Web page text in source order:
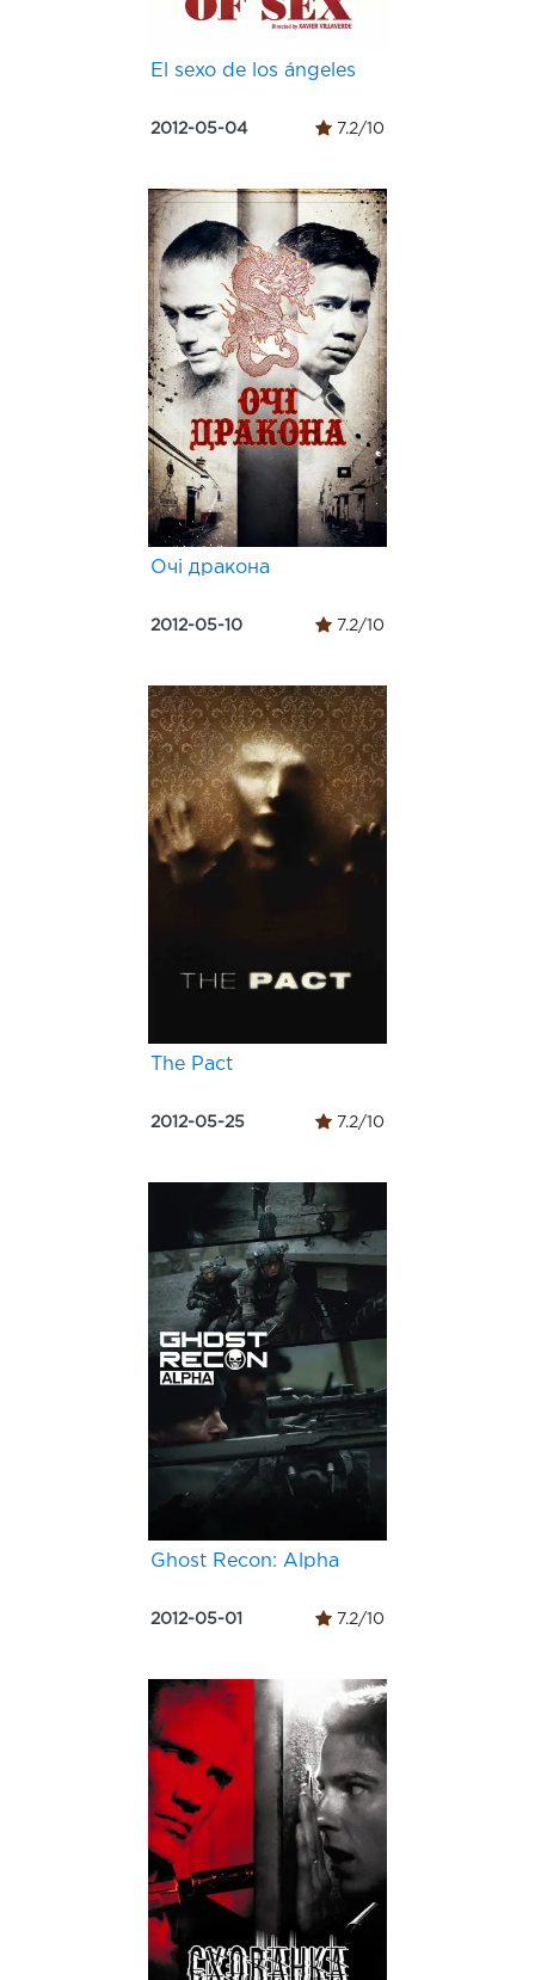
El sexo de los ángeles
2012-05-04 7.2/10
Очі дракона
2012-05-10 7.2/10
The Pact
2012-05-25 7.2/10
Ghost Recon: Alpha
2012-05-01 7.2/10